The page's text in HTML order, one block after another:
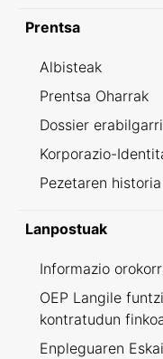
Prentsa
Albisteak
Prentsa Oharrak
Dossier
Korporazio-
Pezetaren historia
Lanpostuak
Informazio
OEP Langile
kontratudun
Enpleguaren